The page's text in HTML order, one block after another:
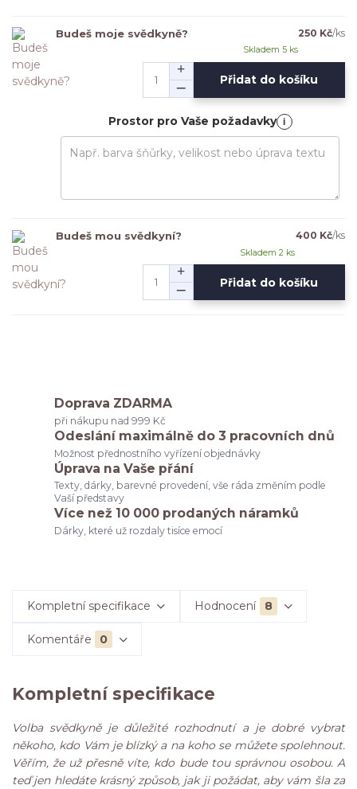
Budeš moje svědkyně? 250 Kč/ks
Skladem 5 ks
Přidat do košíku
Prostor pro Vaše požadavky i
Budeš mou svědkyní? 400 Kč/ks
Skladem 2 ks
Přidat do košíku
Doprava ZDARMA
při nákupu nad 999 Kč
Odeslání maximálně do 3 pracovních dnů
Možnost přednostního vyřízení objednávky
Úprava na Vaše přání
Texty, dárky, barevné provedení, vše ráda změním podle
Vaší představy
Více než 10 000 prodaných náramků
Dárky, které už rozdaly tisíce emocí
Kompletní specifikace Hodnocení 8
Komentáře 0
Kompletní specifikace
Volba svědkyně je důležité rozhodnutí a je dobré vybrat
někoho, kdo Vám je blízký a na koho se můžete spolehnout.
Věřím, že už přesně víte, kdo bude tou správnou osobou. A
teď jen hledáte krásný způsob, jak ji požádat, aby vám šla za